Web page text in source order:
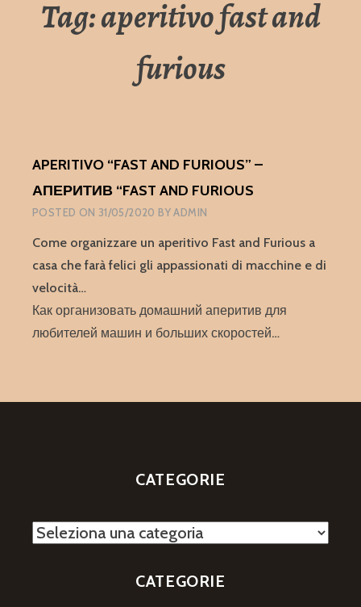
Tag:aperitivo fast and
furious
APERITIVO “FAST AND FURIOUS” –
АПЕРИТИВ “FAST AND FURIOUS
POSTED ON 31/05/2020 BYADMIN
Come organizzare un aperitivo Fast and Furious a
casa che farà felici gli appassionati di macchine e di
velocità…
Как организовать домашний аперитив для
любителей машин и больших скоростей…
CATEGORIE
Categorie
CATEGORIE